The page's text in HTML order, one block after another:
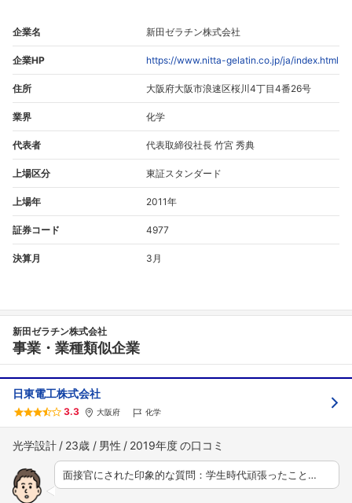
企業名 新田ゼラチン株式会社
企業HP https://www.nitta-gelatin.co.jp/ja/index.html
住所 大阪府大阪市浪速区桜川4丁目4番26号
業界 化学
代表者 代表取締役社長 竹宮 秀典
上場区分 東証スタンダード
上場年 2011年
証券コード 4977
決算月 3月
新田ゼラチン株式会社
事業・業種類似企業
日東電工株式会社
3.3 大阪府 化学
光学設計 23歳 男性 2019年度
面接官にされた印象的な質問：学生時代頑張ったこと…